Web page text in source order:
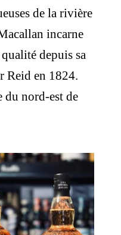
de la rivière
incarne
depuis sa
Reid en 1824.
du nord-est de